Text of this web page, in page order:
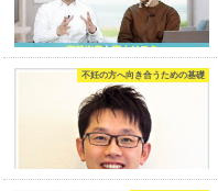
不妊の方へ向き合うための基礎